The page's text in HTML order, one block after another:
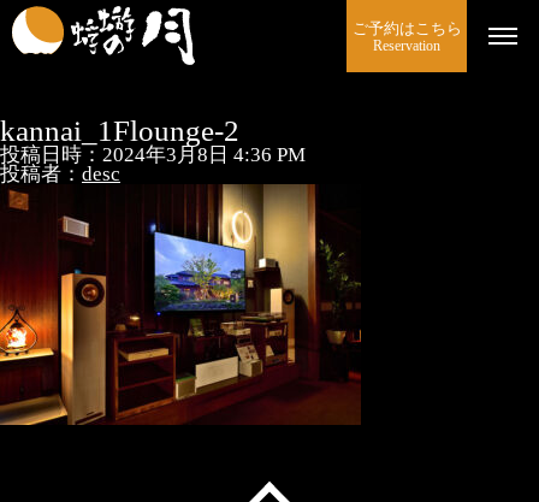
ご予約はこちら
Reservation
kannai_1Flounge-2
投稿日時：2024年3月8日 4:36 PM
投稿者： desc